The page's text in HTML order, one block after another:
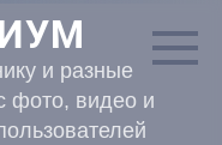
и разные
фото, видео и